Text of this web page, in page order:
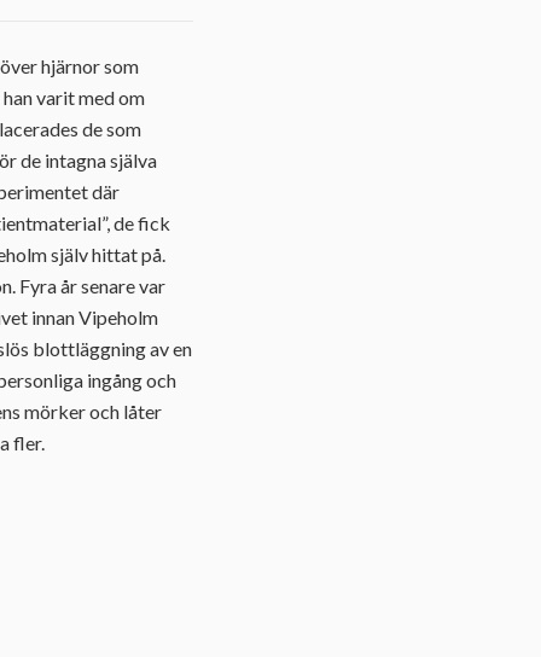
hjärnor som
varit med om
de som
de intagna själva
där
de fick
själv hittat på.
Fyra år senare var
innan Vipeholm
blottläggning av en
ingång och
mörker och låter
fler.